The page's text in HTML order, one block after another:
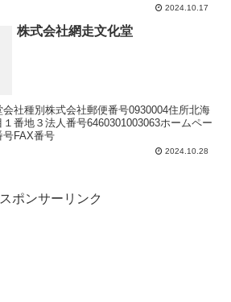
2024.10.17
株式会社網走文化堂
社種別株式会社郵便番号0930004住所北海
番地３法人番号6460301003063ホームペー
号FAX番号
2024.10.28
スポンサーリンク